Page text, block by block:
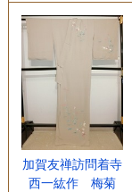
加賀友禅訪問着寺
西一紘作 梅菊